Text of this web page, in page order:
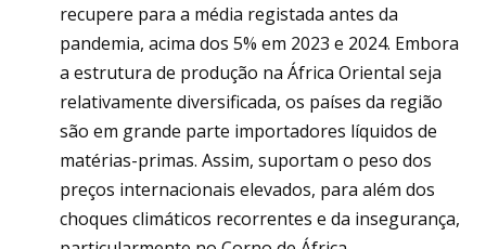
recupere para a média registada antes da
pandemia, acima dos 5% em 2023 e 2024. Embora
a estrutura de produção na África Oriental seja
relativamente diversificada, os países da região
são em grande parte importadores líquidos de
matérias-primas. Assim, suportam o peso dos
preços internacionais elevados, para além dos
choques climáticos recorrentes e da insegurança,